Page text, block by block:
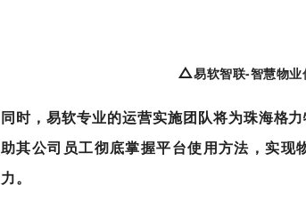
△易软智联-智慧物业
同时，易软专业的运营实施团队将为珠海格
助其公司员工彻底掌握平台使用方法，实
力。